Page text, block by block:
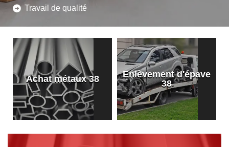
Travail de qualité
Achat métaux 38
Enlèvement d'épave
38